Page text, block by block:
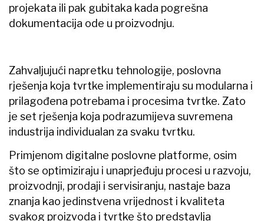
projekata ili pak gubitaka kada pogrešna
dokumentacija ode u proizvodnju.
Zahvaljujući napretku tehnologije, poslovna
rješenja koja tvrtke implementiraju su modularna i
prilagođena potrebama i procesima tvrtke. Zato
je set rješenja koja podrazumijeva suvremena
industrija individualan za svaku tvrtku.
Primjenom digitalne poslovne platforme, osim
što se optimiziraju i unaprjeđuju procesi u razvoju,
proizvodnji, prodaji i servisiranju, nastaje baza
znanja kao jedinstvena vrijednost i kvaliteta
svakog proizvoda i tvrtke što predstavlja